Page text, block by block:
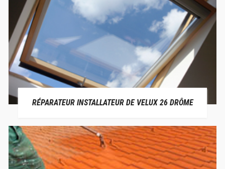
RÉPARATEUR INSTALLATEUR DE VELUX 26 DRÔME